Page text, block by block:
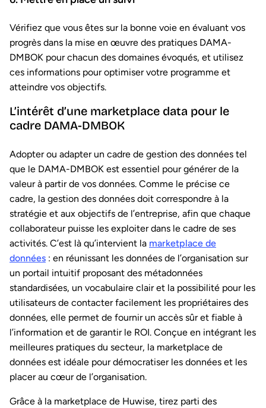
Vérifiez que vous êtes sur la bonne voie en évaluant vos
progrès dans la mise en œuvre des pratiques DAMA-
DMBOK pour chacun des domaines évoqués, et utilisez
ces informations pour optimiser votre programme et
atteindre vos objectifs.
L’intérêt d’une marketplace data pour le
cadre DAMA-DMBOK
Adopter ou adapter un cadre de gestion des données tel
que le DAMA-DMBOK est essentiel pour générer de la
valeur à partir de vos données. Comme le précise ce
cadre, la gestion des données doit correspondre à la
stratégie et aux objectifs de l’entreprise, afin que chaque
collaborateur puisse les exploiter dans le cadre de ses
activités. C’est là qu’intervient la marketplace de
données : en réunissant les données de l’organisation sur
un portail intuitif proposant des métadonnées
standardisées, un vocabulaire clair et la possibilité pour les
utilisateurs de contacter facilement les propriétaires des
données, elle permet de fournir un accès sûr et fiable à
l’information et de garantir le ROI. Conçue en intégrant les
meilleures pratiques du secteur, la marketplace de
données est idéale pour démocratiser les données et les
placer au cœur de l’organisation.
Grâce à la marketplace de Huwise, tirez parti des